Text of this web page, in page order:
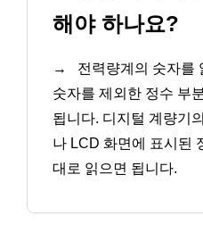
해야 하나요?
→
전력량계의 숫자를
숫자를 제외한 정수 부
됩니다. 디지털 계량기
나 LCD 화면에 표시된
대로 읽으면 됩니다.